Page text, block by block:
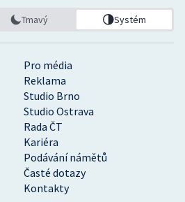
Pro média
Reklama
Studio Brno
Studio Ostrava
Rada ČT
Kariéra
Podávání námětů
Časté dotazy
Kontakty
Tmavý Systém